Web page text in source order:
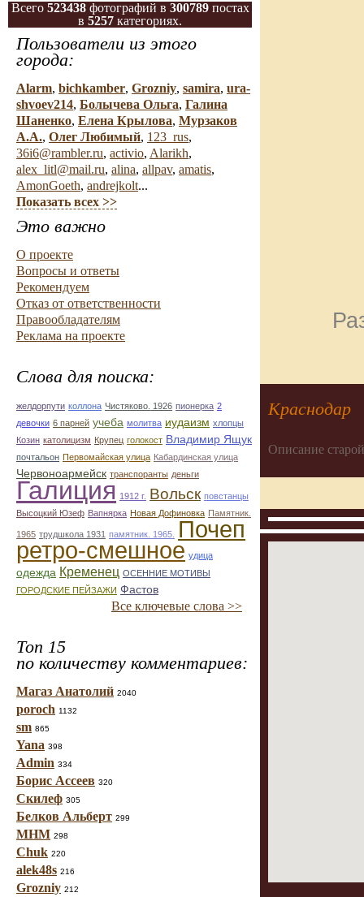
Всего 523438фотографий в 300789постах
в 5257 категориях.
Пользователи из этого
города:
Alarm, bichkamber, Grozniy, samira, ura-
shvoev214, Болычева Ольга, Галина
Шаненко, Елена Крылова, Мурзаков
А.А., Олег Любимый, 123_rus,
36i6@rambler.ru, activio, Alarikh,
alex_litl@mail.ru, alina, allpav, amatis,
AmonGoeth, andrejkolt...
Показать всех >>
Это важно
О проекте
Вопросы и ответы
Рекомендуем
Отказ от ответственности
Правообладателям
Реклама на проекте
Слова для поиска:
желдорпути коллона Чистяково. 1926 пионерка 2
девочки 6 парней учеба молитва иудаизм хлопцы
Козин католицизм Крупец голокост Владимир Ящук
почтальон Первомайская улица Кабардинская улица
Червоноармейск транспоранты деньги
Галиция 1912 г. Вольск повстанцы
Высоцкий Юзеф Вапнярка Новая Дофиновка Памятник.
1965 трудшкола 1931 памятник. 1965. Почеп
ретро-смешное удица
одежда Кременец ОСЕННИЕ МОТИВЫ
ГОРОДСКИЕ ПЕЙЗАЖИ Фастов
Все ключевые слова >>
Топ 15
по количеству комментариев:
Магаз Анатолий 2040
poroch 1132
sm 865
Yana 398
Admin 334
Борис Ассеев 320
Скилеф 305
Белков Альберт 299
МНМ 298
Chuk 220
alek48s 216
Grozniy 212
Краснодар
Описание